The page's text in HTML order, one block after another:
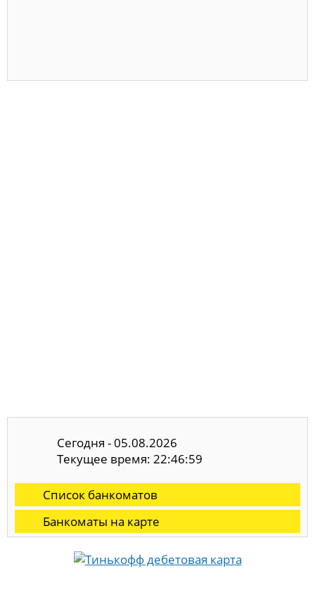
Сегодня - 05.08.2026
Текущее время: 22:46:59
Список банкоматов
Банкоматы на карте